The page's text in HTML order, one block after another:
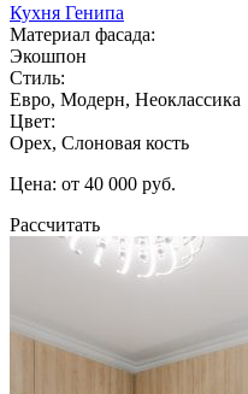
Кухня Генипа
Материал фасада:
Экошпон
Стиль:
Евро, Модерн, Неоклассика
Цвет:
Орех, Слоновая кость
Цена: от 40 000 руб.
Рассчитать